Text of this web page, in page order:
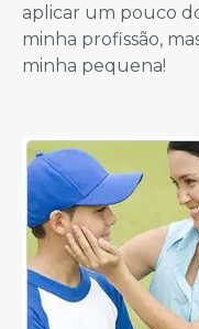
aplicar um pouco
minha profissão,
minha pequena!